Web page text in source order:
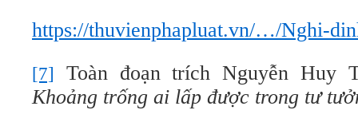
https://thuvienphapluat.vn/…/Nghi-
[7]
Toàn đoạn trích Nguyễn Huy
Khoảng trống ai lấp được trong tư